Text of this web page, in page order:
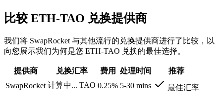
比较 ETH-TAO 兑换提供商
我们将 SwapRocket 与其他流行的兑换提供商进行了比较，以
向您展示我们为何是您 ETH-TAO 兑换的最佳选择。
提供商 兑换汇率 费用 处理时间
推荐
SwapRocket 计算中... TAO 0.25% 5-30 mins 最佳汇率